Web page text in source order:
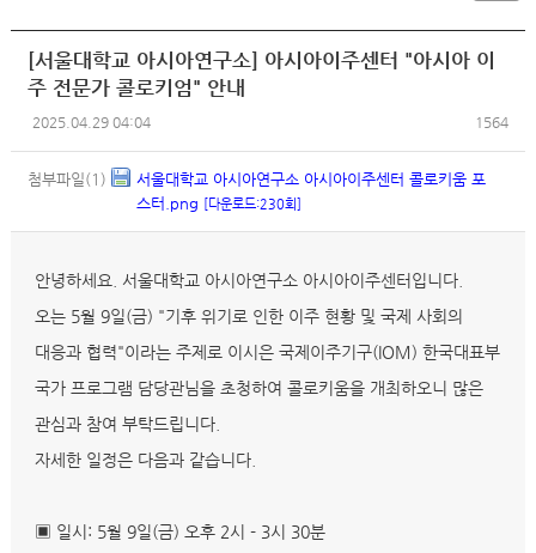
[서울대학교 아시아연구소] 아시아이주센터 "아시아 이
주 전문가 콜로키엄" 안내
2025.04.29 04:04 1564
첨부파일(1)
서울대학교 아시아연구소 아시아이주센터 콜로키움 포
스터.png [다운로드:230회]
안녕하세요. 서울대학교 아시아연구소 아시아이주센터입니다.
오는 5월 9일(금) "기후 위기로 인한 이주 현황 및 국제 사회의
대응과 협력"이라는 주제로 이시은 국제이주기구(IOM) 한국대표부
국가 프로그램 담당관님을 초청하여 콜로키움을 개최하오니 많은
관심과 참여 부탁드립니다.
자세한 일정은 다음과 같습니다.
▣ 일시: 5월 9일(금) 오후 2시 - 3시 30분